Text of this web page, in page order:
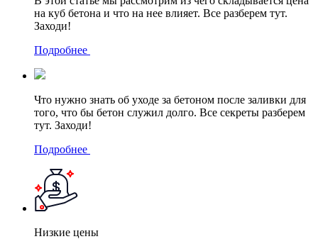
на куб бетона и что на нее влияет. Все разберем тут.
Заходи!
Подробнее
Что нужно знать об уходе за бетоном после заливки для
того, что бы бетон служил долго. Все секреты разберем
тут. Заходи!
Подробнее
Низкие цены